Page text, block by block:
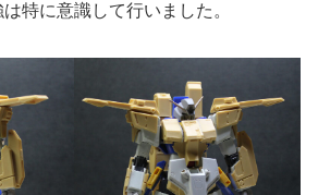
特に意識して行いました。